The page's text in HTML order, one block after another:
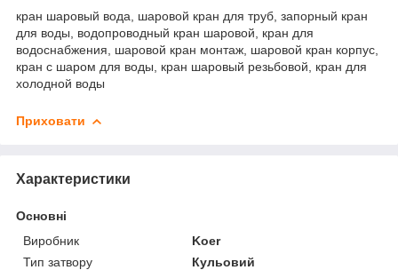
кран шаровый вода, шаровой кран для труб, запорный кран
для воды, водопроводный кран шаровой, кран для
водоснабжения, шаровой кран монтаж, шаровой кран корпус,
кран с шаром для воды, кран шаровый резьбовой, кран для
холодной воды
Приховати
Характеристики
Основні
Виробник
Koer
Тип затвору
Кульовий